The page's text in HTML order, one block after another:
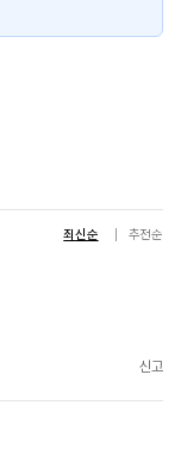
최신순 추천순
신고